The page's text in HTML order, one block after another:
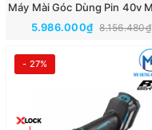
5.986.000₫ 8.156.480₫
- 27%